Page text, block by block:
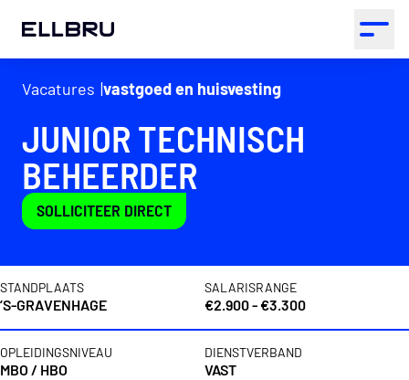
ELLBRU Open
Vacatures vastgoed en huisvesting
JUNIOR TECHNISCH
BEHEERDER
SOLLICITEER DIRECT
Vacaturedetails
STANDPLAATS
’S-GRAVENHAGE
SALARISRANGE
€2.900 - €3.300
OPLEIDINGSNIVEAU
MBO / HBO
DIENSTVERBAND
VAST